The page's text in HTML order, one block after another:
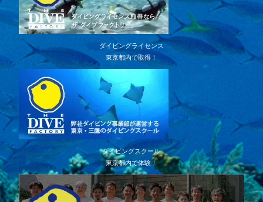
ダイビングライセンス
東京都内で取得！
ダイビングスクール
東京都内で体験！